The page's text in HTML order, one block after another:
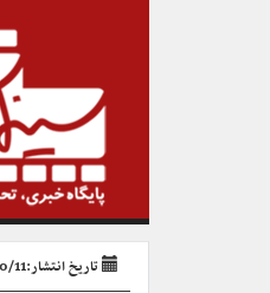
تاریخ انتشار:1395/10/11 - 11:59